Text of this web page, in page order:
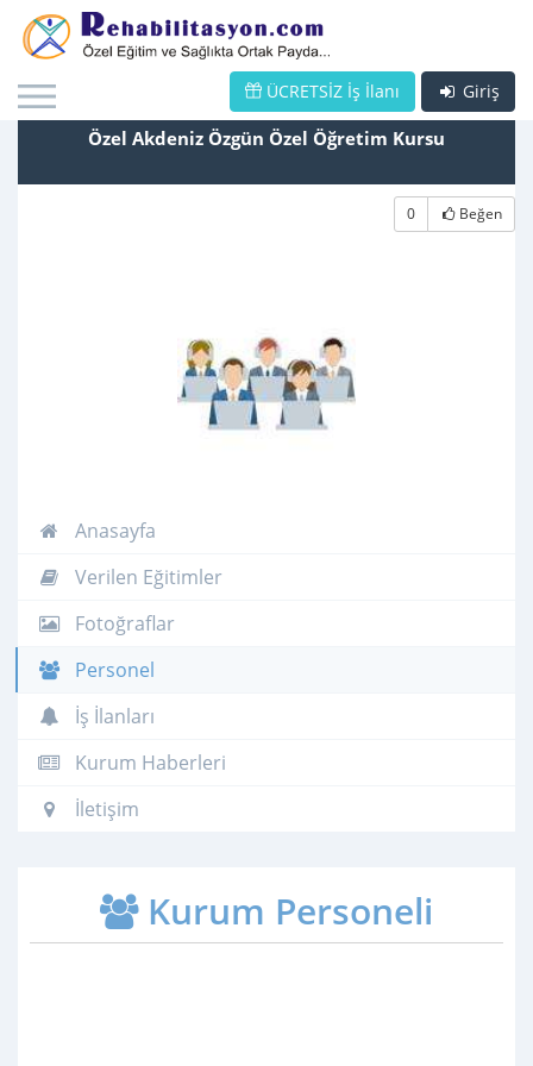
Giriş
ÜCRETSİZ İş İlanı
Özel Akdeniz Özgün Özel Öğretim Kursu
0 Beğen
Anasayfa
Verilen Eğitimler
Fotoğraflar
Personel
İş İlanları
Kurum Haberleri
İletişim
Kurum Personeli